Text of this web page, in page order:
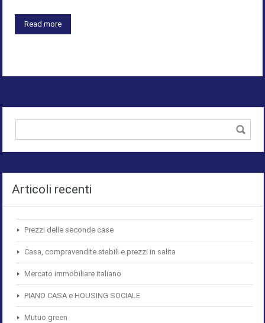
Read more
Articoli recenti
Prezzi delle seconde case
Casa, compravendite stabili e prezzi in salita
Mercato immobiliare italiano
PIANO CASA e HOUSING SOCIALE
Mutuo green